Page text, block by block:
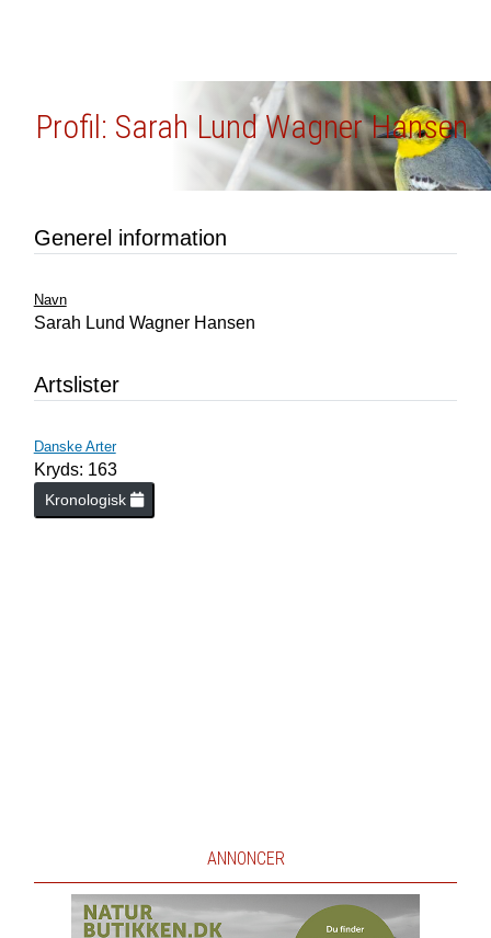
Profil: Sarah Lund Wagner Hansen
Generel information
Navn
Sarah Lund Wagner Hansen
Artslister
Danske Arter
Kryds: 163
Kronologisk
ANNONCER